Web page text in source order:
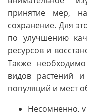
принятие мер,
сохранение. Для
по улучшению
ресурсов и
Также
видов растений
популяций и мест
Несомненно,